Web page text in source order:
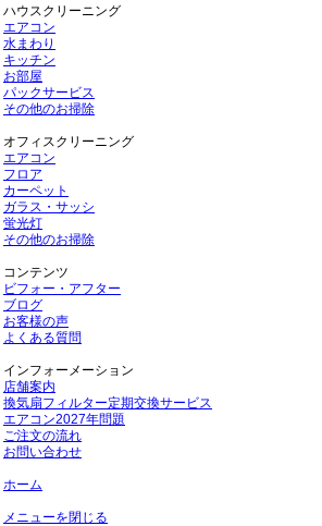
ハウスクリーニング
エアコン
水まわり
キッチン
お部屋
パックサービス
その他のお掃除
オフィスクリーニング
エアコン
フロア
カーペット
ガラス・サッシ
蛍光灯
その他のお掃除
コンテンツ
ビフォー・アフター
ブログ
お客様の声
よくある質問
インフォーメーション
店舗案内
換気扇フィルター定期交換サービス
エアコン2027年問題
ご注文の流れ
お問い合わせ
ホーム
メニューを閉じる